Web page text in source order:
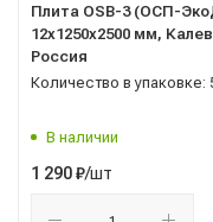
Плита OSB-3 (ОСП-
12x1250x2500 мм,
Россия
Количество в упаковке:
В наличии
1 290₽/шт